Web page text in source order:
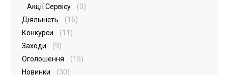
Акції Сервісу
(0)
Діяльність
(16)
Конкурси
(11)
Заходи
(9)
Оголошення
(15)
Новинки
(30)